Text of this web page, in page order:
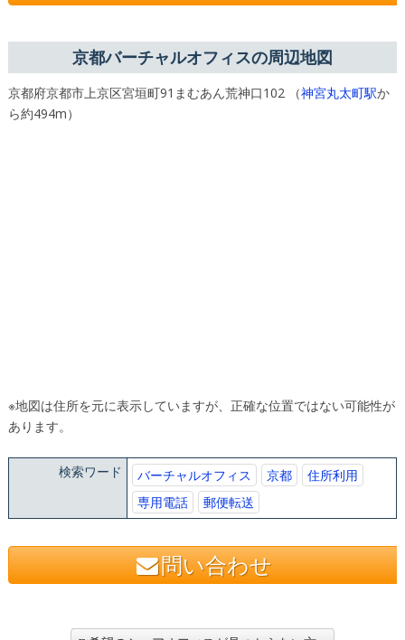
京都バーチャルオフィスの周辺地図
京都府京都市上京区宮垣町91まむあん荒神口102 （神宮丸太町駅か
ら約494m）
※地図は住所を元に表示していますが、正確な位置ではない可能性が
あります。
検索ワード バーチャルオフィス 京都
住所利用
専用電話
郵便転送
問い合わせ